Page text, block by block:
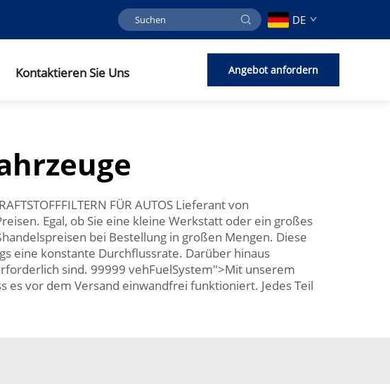
DE
Kontaktieren Sie Uns Angebot anfordern
FÜR AUTOS Lieferant von
Egal, ob Sie eine kleine Werkstatt oder ein großes
bei Bestellung in großen Mengen. Diese
eine konstante Durchflussrate. Darüber hinaus
sind. 99999 vehFuelSystem">Mit unserem
es vor dem Versand einwandfrei funktioniert. Jedes Teil